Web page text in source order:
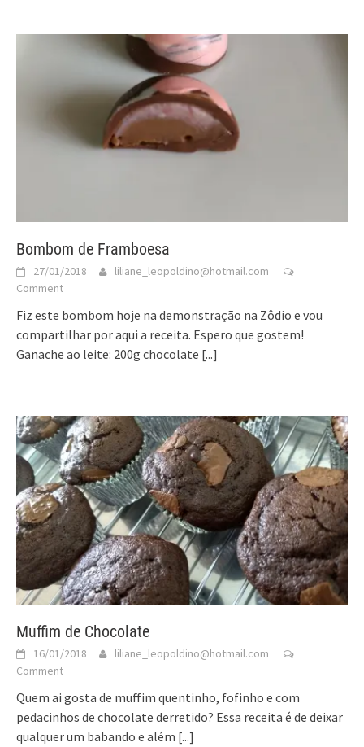
Bombom de Framboesa
27/01/2018
liliane_leopoldino@hotmail.com
Comment
Fiz este bombom hoje na demonstração na Zôdio e vou
compartilhar por aqui a receita. Espero que gostem!
Ganache ao leite: 200g chocolate [...]
Muffim de Chocolate
16/01/2018
liliane_leopoldino@hotmail.com
Comment
Quem ai gosta de muffim quentinho, fofinho e com
pedacinhos de chocolate derretido? Essa receita é de deixar
qualquer um babando e além [...]